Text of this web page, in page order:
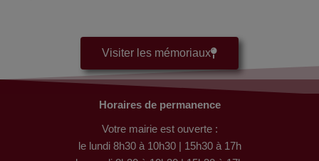
Visiter les mémoriaux
Horaires de permanence
Votre mairie est ouverte :
le lundi 8h30 à 10h30 | 15h30 à 17h